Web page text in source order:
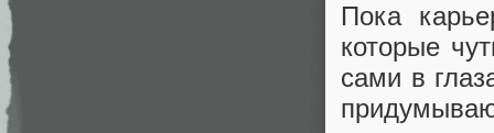
Пока
которые
сами в